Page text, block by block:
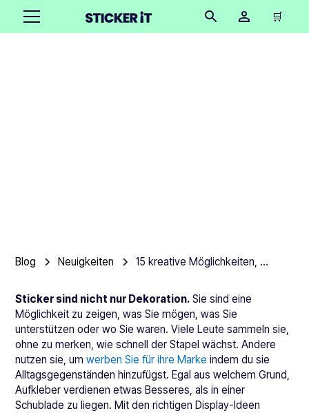
🛒
Blog Neuigkeiten 15 kreative Möglichkeiten, Sticker anzuzeigen
Sticker sind nicht nur Dekoration. Sie sind eine
Möglichkeit zu zeigen, was Sie mögen, was Sie
unterstützen oder wo Sie waren. Viele Leute sammeln sie,
ohne zu merken, wie schnell der Stapel wächst. Andere
nutzen sie, umwerben Sie für ihre Marke indem du sie
Alltagsgegenständen hinzufügst. Egal aus welchem Grund,
Aufkleber verdienen etwas Besseres, als in einer
Schublade zu liegen. Mit den richtigen Display-Ideen